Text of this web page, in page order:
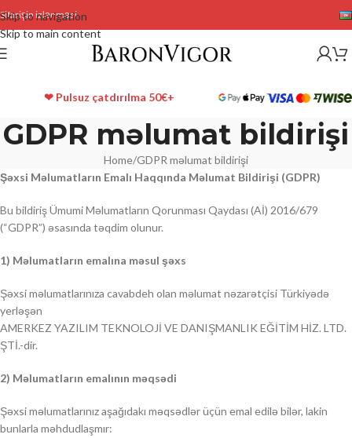
Skip to navigation
Skip to main content
Sifarişin izlənməsi
❤ Pulsuz çatdırılma 50€+
GDPR məlumat bildirişi
Home GDPR məlumat bildirişi
Şəxsi Məlumatların Emalı Haqqında Məlumat Bildirişi (GDPR)
Bu bildiriş Ümumi Məlumatların Qorunması Qaydası (Aİ) 2016/679
(“GDPR”) əsasında təqdim olunur.
1) Məlumatların emalına məsul şəxs
Şəxsi məlumatlarınıza cavabdeh olan məlumat nəzarətçisi Türkiyədə
yerləşən
AMERKEZ YAZILIM TEKNOLOJİ VE DANIŞMANLIK EĞİTİM HİZ. LTD.
ŞTİ.-dir.
2) Məlumatların emalının məqsədi
Şəxsi məlumatlarınız aşağıdakı məqsədlər üçün emal edilə bilər, lakin
bunlarla məhdudlaşmır: